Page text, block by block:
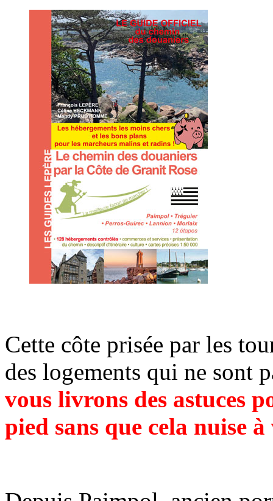
Cette côte prisée par les
des logements qui ne sont
vous livrons des astuces
pied sans que cela nuise